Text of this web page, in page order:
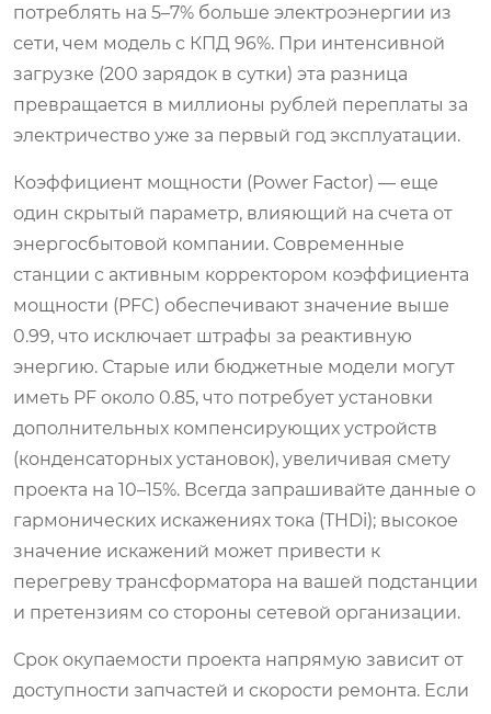
потреблять на 5–7% больше электроэнергии из
сети, чем модель с КПД 96%. При интенсивной
загрузке (200 зарядок в сутки) эта разница
превращается в миллионы рублей переплаты за
электричество уже за первый год эксплуатации.
Коэффициент мощности (Power Factor) — еще
один скрытый параметр, влияющий на счета от
энергосбытовой компании. Современные
станции с активным корректором коэффициента
мощности (PFC) обеспечивают значение выше
0.99, что исключает штрафы за реактивную
энергию. Старые или бюджетные модели могут
иметь PF около 0.85, что потребует установки
дополнительных компенсирующих устройств
(конденсаторных установок), увеличивая смету
проекта на 10–15%. Всегда запрашивайте данные о
гармонических искажениях тока (THDi); высокое
значение искажений может привести к
перегреву трансформатора на вашей подстанции
и претензиям со стороны сетевой организации.
Срок окупаемости проекта напрямую зависит от
доступности запчастей и скорости ремонта. Если